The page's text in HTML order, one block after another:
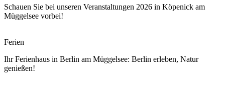
Schauen Sie bei unseren Veranstaltungen 2026 in Köpenick am
Müggelsee vorbei!
Ferien
Ihr Ferienhaus in Berlin am Müggelsee: Berlin erleben, Natur
genießen!